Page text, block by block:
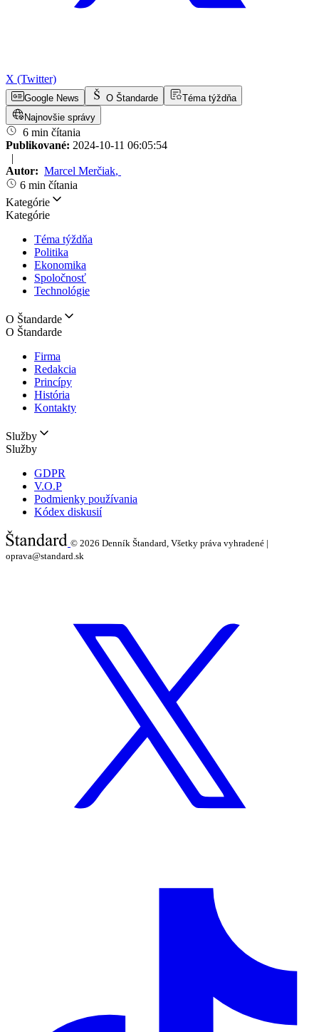
X (Twitter)
Google News O Štandarde
Téma týždňa
Najnovšie správy
6 min čítania
Publikované: 2024-10-11 06:05:54
|
Autor: Marcel Merčiak,
6 min čítania
Kategórie
Kategórie
Téma týždňa
Politika
Ekonomika
Spoločnosť
Technológie
O Štandarde
O Štandarde
Firma
Redakcia
Princípy
História
Kontakty
Služby
Služby
GDPR
V.O.P
Podmienky používania
Kódex diskusií
© 2026 Denník Štandard, Všetky práva vyhradené |
oprava@standard.sk